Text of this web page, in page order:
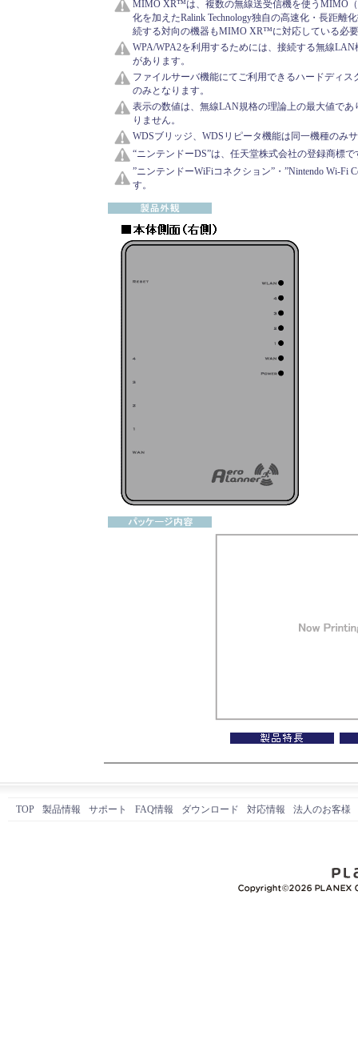
MIMO XR™は、複数の無線送受信機を使うMIMO（
化を加えたRalink Technology独自の高速化・長距
続する対向の機器もMIMO XR™に対応している必
WPA/WPA2を利用するためには、接続する無線
があります。
ファイルサーバ機能にてご利用できるハードディス
のみとなります。
表示の数値は、無線LAN規格の理論上の最大値で
りません。
WDSブリッジ、WDSリピータ機能は同一機種のみ
“ニンテンドーDS”は、任天堂株式会社の登録商標で
”ニンテンドーWiFiコネクション”・”Nintendo Wi-Fi
す。
TOP 製品情報 サポート FAQ情報 ダウンロード 対応情報 法人のお客様